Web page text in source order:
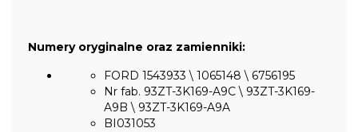
Numery oryginalne oraz zamienniki:
FORD 1543933 \ 1065148 \ 6756195
Nr fab. 93ZT-3K169-A9C \ 93ZT-3K169-
A9B \ 93ZT-3K169-A9A
BI031053